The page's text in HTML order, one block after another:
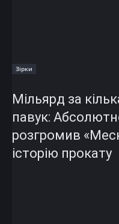
Зірки
Мільярд за
павук:
розгромив
історію прокату